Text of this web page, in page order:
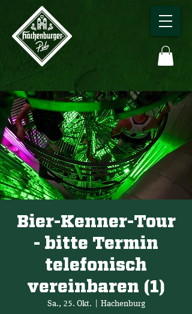
Bier-Kenner-Tour
- bitte Termin
telefonisch
vereinbaren (1)
Sa., 25. Okt. Hachenburg